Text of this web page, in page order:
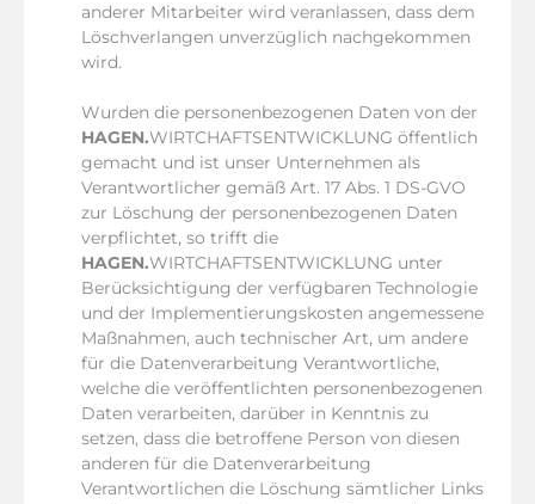
anderer Mitarbeiter wird veranlassen, dass dem
Löschverlangen unverzüglich nachgekommen
wird.
Wurden die personenbezogenen Daten von der
HAGEN.WIRTCHAFTSENTWICKLUNG öffentlich
gemacht und ist unser Unternehmen als
Verantwortlicher gemäß Art. 17 Abs. 1 DS-GVO
zur Löschung der personenbezogenen Daten
verpflichtet, so trifft die
HAGEN.WIRTCHAFTSENTWICKLUNG unter
Berücksichtigung der verfügbaren Technologie
und der Implementierungskosten angemessene
Maßnahmen, auch technischer Art, um andere
für die Datenverarbeitung Verantwortliche,
welche die veröffentlichten personenbezogenen
Daten verarbeiten, darüber in Kenntnis zu
setzen, dass die betroffene Person von diesen
anderen für die Datenverarbeitung
Verantwortlichen die Löschung sämtlicher Links